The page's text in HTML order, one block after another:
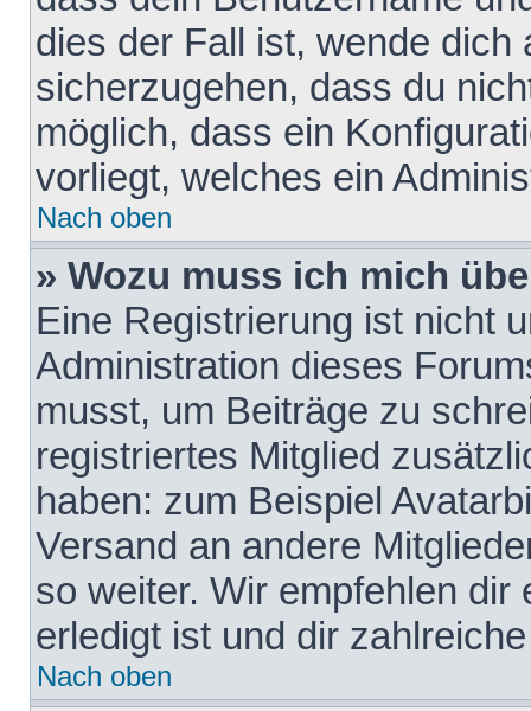
dies der Fall ist, wende dich
sicherzugehen, dass du
möglich, dass ein
vorliegt, welches ein
Nach oben
» Wozu muss ich mich
Eine Registrierung ist nicht
Administration dieses
musst, um Beiträge zu
registriertes Mitglied
haben: zum Beispiel
Versand an andere
so weiter. Wir empfehlen
erledigt ist und dir
Nach oben